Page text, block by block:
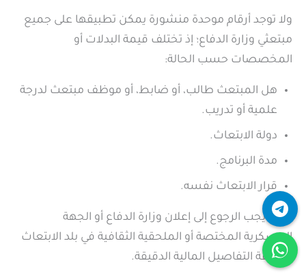
ولا توجد أرقام موحدة منشورة يمكن تطبيقها على جميع
مبتعثي وزارة الدفاع؛ إذ تختلف قيمة البدلات أو
المخصصات حسب الحالة:
هل المبتعث طالب، أو ضابط، أو موظف مبتعث لدرجة
علمية أو تدريب.
دولة الابتعاث.
مدة البرنامج.
قرار الابتعاث نفسه.
لذلك يجب الرجوع إلى إعلان وزارة الدفاع أو الجهة
العسكرية المختصة أو الملحقية الثقافية في بلد الابتعاث
لمعرفة التفاصيل المالية الدقيقة.